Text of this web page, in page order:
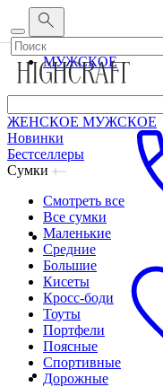
Корпоративным клиентам
ЖЕНСКОЕ
МУЖСКОЕ
ЖЕНСКОЕ МУЖСКОЕ
Новинки
Бестселлеры
Сумки
Смотреть все
Все сумки
Маленькие
Средние
Большие
Кисеты
Кросс-боди
Тоуты
Портфели
Поясные
Спортивные
Дорожные